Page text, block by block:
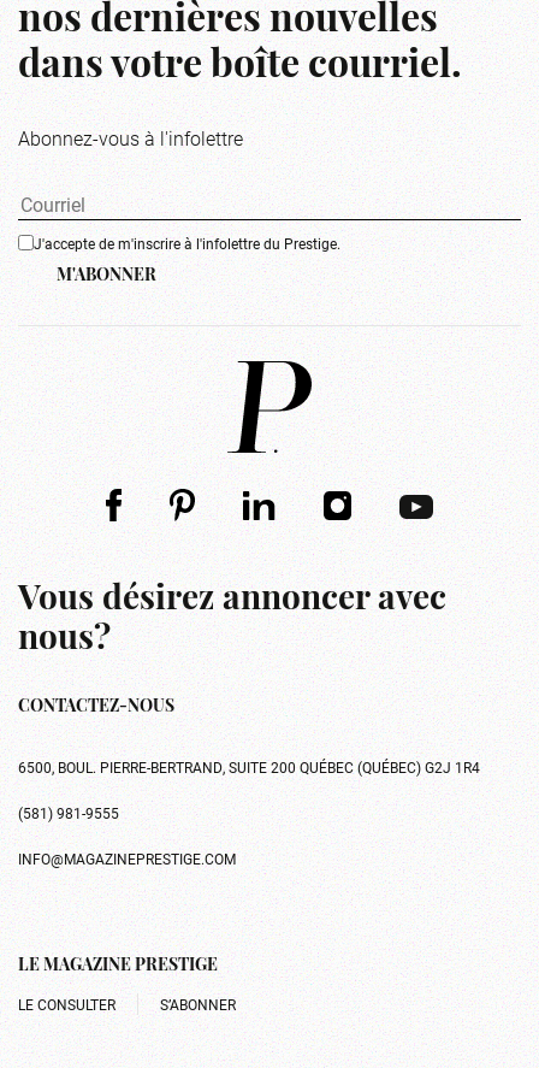
nos dernières nouvelles
dans votre boîte courriel.
Abonnez-vous à l'infolettre
J'accepte de m'inscrire à l'infolettre du Prestige.
M'ABONNER
Vous désirez annoncer avec
nous?
CONTACTEZ-NOUS
6500, BOUL. PIERRE-BERTRAND, SUITE 200 QUÉBEC (QUÉBEC) G2J 1R4
(581) 981-9555
INFO@MAGAZINEPRESTIGE.COM
LE MAGAZINE PRESTIGE
LE CONSULTER S’ABONNER